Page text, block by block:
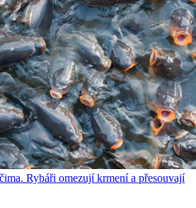
Rybáři omezují krmení a přesouvají